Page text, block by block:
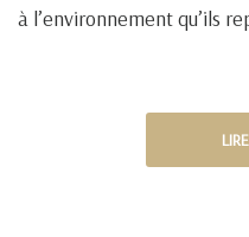
à l’environnement qu’ils